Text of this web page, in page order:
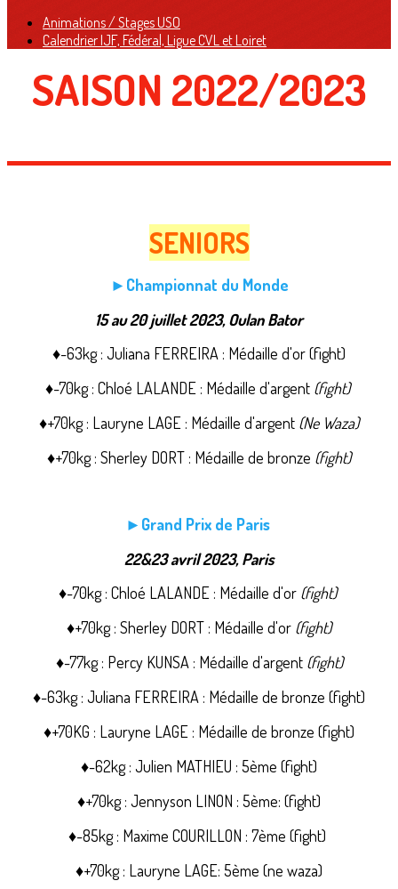
Animations / Stages USO
Calendrier IJF, Fédéral, Ligue CVL et Loiret
SAISON 2022/2023
SENIORS
►Championnat du Monde
15 au 20 juillet 2023, Oulan Bator
♦-63kg : Juliana FERREIRA : Médaille d'or (fight)
♦-70kg : Chloé LALANDE : Médaille d'argent (fight)
♦+70kg : Lauryne LAGE : Médaille d'argent (Ne Waza)
♦+70kg : Sherley DORT : Médaille de bronze (fight)
►Grand Prix de Paris
22&23 avril 2023, Paris
♦-70kg : Chloé LALANDE : Médaille d'or (fight)
♦+70kg : Sherley DORT : Médaille d'or (fight)
♦-77kg : Percy KUNSA : Médaille d'argent (fight)
♦-63kg : Juliana FERREIRA : Médaille de bronze (fight)
♦+70KG : Lauryne LAGE : Médaille de bronze (fight)
♦-62kg : Julien MATHIEU : 5ème (fight)
♦+70kg : Jennyson LINON : 5ème: (fight)
♦-85kg : Maxime COURILLON : 7ème (fight)
♦+70kg : Lauryne LAGE: 5ème (ne waza)